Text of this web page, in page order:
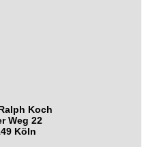
Koch
Weg 22
Köln